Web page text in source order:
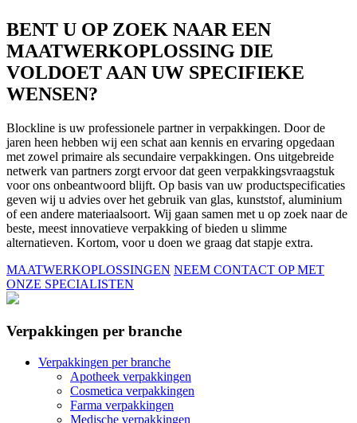
BENT U OP ZOEK NAAR EEN
MAATWERKOPLOSSING DIE
VOLDOET AAN UW SPECIFIEKE
WENSEN?
Blockline is uw professionele partner in verpakkingen. Door de
jaren heen hebben wij een schat aan kennis en ervaring opgedaan
met zowel primaire als secundaire verpakkingen. Ons uitgebreide
netwerk van partners zorgt ervoor dat geen verpakkingsvraagstuk
voor ons onbeantwoord blijft. Op basis van uw productspecificaties
geven wij u advies over het gebruik van glas, kunststof, aluminium
of een andere materiaalsoort. Wij gaan samen met u op zoek naar de
beste, meest innovatieve verpakking of bieden u slimme
alternatieven. Kortom, voor u doen we graag dat stapje extra.
MAATWERKOPLOSSINGEN NEEM CONTACT OP MET
ONZE SPECIALISTEN
Verpakkingen per branche
Verpakkingen per branche
Apotheek verpakkingen
Cosmetica verpakkingen
Farma verpakkingen
Medische verpakkingen